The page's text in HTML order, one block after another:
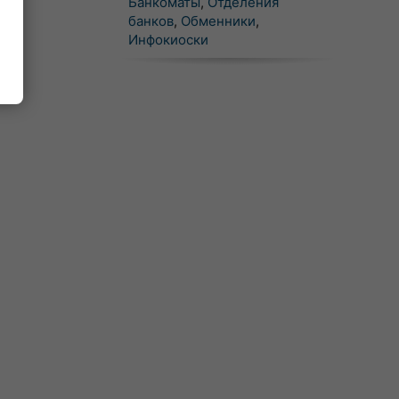
банков, Обменники,
Инфокиоски